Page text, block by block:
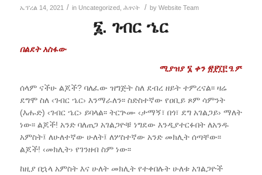
ኤፕረል 14, 2021 / in Uncategorized, ሕፃናት / by Website Team
፮. ገብር ኄር
በልደት አስፋው
ሚያዝያ ፮ቀን ፳፻፲፫ዓ.ም
ሰላም ናችሁ ልጆች? ባለፈው ዝግጅት ስለ ደብረ ዘይት ተምረናል፡፡ ዛሬ
ደግሞ ስለ ‹ገብር ኄር› እንማራለን፡፡ ስድስተኛው የዐቢይ ጾም ሳምንት
(እሑድ) ‹ገብር ኄር› ይባላል፡፡ ትርጕሙ ‹ታማኝ፣ በጎ፣ ደግ አገልጋይ› ማለት
ነው፡፡ ልጆች! አንድ ባለጠጋ አገልጋዮቹ ነግደው እንዲያተርፉበት ለአንዱ
አምስት፤ ለሁለተኛው ሁለት፤ ለሦስተኛው አንድ መክሊት ሰጣቸው፡፡
ልጆች! ‹መክሊት› የገንዘብ ስም ነው፡፡
ከዚያ በኋላ አምስት እና ሁለት መክሊት የተቀበሉት ሁለቱ አገልጋዮች